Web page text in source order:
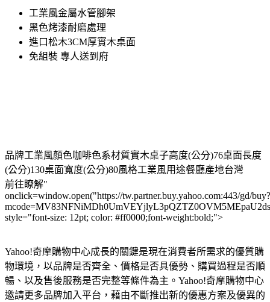
工業風金屬水管腳架
黑色烤漆耐磨處理
進口松木3CM厚實木桌面
免組裝 專人送到府
品牌工業風顏色咖啡色系材質實木桌子高度(公分)76桌面長度
(公分)130桌面寬度(公分)80風格工業風用途餐廳產地台灣
前往瞭解"
onclick=window.open("https://tw.partner.buy.yahoo.com:443/gd/buy?
style="font-size: 12pt; color: #ff0000;font-weight:bold;">
Yahoo!奇摩購物中心成長的關鍵是現在消費者所需求的優質購
物環境，以品牌是否齊全、價格是否具優勢、購買過程是否順
暢、以及售後服務是否完整等條件為主。Yahoo!奇摩購物中心
邀請更多品牌加入平台，藉由不斷推出新的優惠方案及優異的